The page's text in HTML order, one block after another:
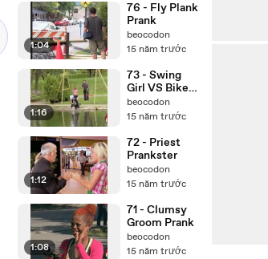
1:04
76 - Fly Plank
Prank
beocodon
15 năm trước
1:16
73 - Swing
Girl VS Bike
Lady
beocodon
15 năm trước
1:12
72 - ‪Priest
Prankster‬‏
beocodon
15 năm trước
1:08
71 - Clumsy
Groom Prank
beocodon
15 năm trước